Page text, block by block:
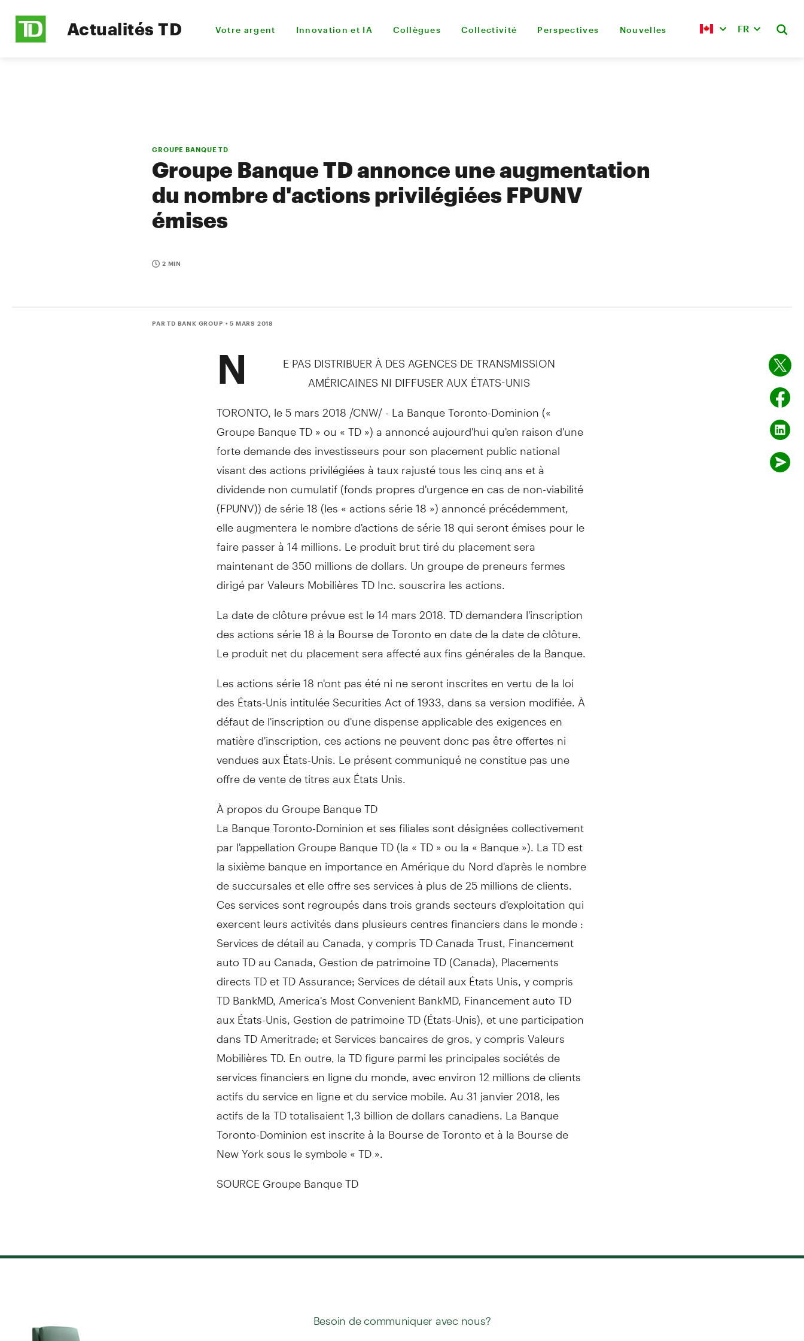
Actualités TD Votre argent Innovation et IA Collègues Collectivité Perspectives Nouvelles FR
GROUPE BANQUE TD
Groupe Banque TD annonce une augmentation
du nombre d'actions privilégiées FPUNV
émises
2 MIN
PAR TD BANK GROUP • 5 MARS 2018
N
E PAS DISTRIBUER À DES AGENCES DE TRANSMISSION
AMÉRICAINES NI DIFFUSER AUX ÉTATS-UNIS
TORONTO , le 5 mars 2018 /CNW/ - La Banque Toronto-Dominion («
Groupe Banque TD » ou « TD ») a annoncé aujourd'hui qu'en raison d'une
forte demande des investisseurs pour son placement public national
visant des actions privilégiées à taux rajusté tous les cinq ans et à
dividende non cumulatif (fonds propres d'urgence en cas de non-viabilité
(FPUNV)) de série 18 (les « actions série 18 ») annoncé précédemment,
elle augmentera le nombre d'actions de série 18 qui seront émises pour le
faire passer à 14 millions. Le produit brut tiré du placement sera
maintenant de 350 millions de dollars. Un groupe de preneurs fermes
dirigé par Valeurs Mobilières TD Inc. souscrira les actions.
La date de clôture prévue est le 14 mars 2018. TD demandera l'inscription
des actions série 18 à la Bourse deTorontoen date de la date de clôture.
Le produit net du placement sera affecté aux fins générales de la Banque.
Les actions série 18 n'ont pas été ni ne seront inscrites en vertu de la loi
des États-Unis intitulée Securities Act of 1933, dans sa version modifiée. À
défaut de l'inscription ou d'une dispense applicable des exigences en
matière d'inscription, ces actions ne peuvent donc pas être offertes ni
vendues aux États-Unis. Le présent communiqué ne constitue pas une
offre de vente de titres aux États Unis.
À propos du Groupe Banque TD
La Banque Toronto-Dominion et ses filiales sont désignées collectivement
par l'appellation Groupe Banque TD (la « TD » ou la « Banque »). La TD est
la sixième banque en importance en Amérique du Nord d'après le nombre
de succursales et elle offre ses services à plus de 25 millions de clients.
Ces services sont regroupés dans trois grands secteurs d'exploitation qui
exercent leurs activités dans plusieurs centres financiers dans le monde :
Services de détail au Canada, y compris TD Canada Trust, Financement
auto TD au Canada Gestion depatrimoine TD (Canada), Placements
directs TD et TD Assurance; Services de détail aux États Unis, y compris
TD BankMD, America's Most Convenient BankMD, Financement auto TD
aux États-Unis, Gestion depatrimoine TD (États-Unis), et une participation
dans TD Ameritrade; et Services bancaires de gros, y compris Valeurs
Mobilières TD. En outre, la TD figure parmi les principales sociétés de
services financiers en ligne du monde, avec environ 12 millions de clients
actifs du service en ligne et du service mobile. Au 31 janvier 2018, les
actifs de la TD totalisaient 1,3 billion de dollars canadiens. La Banque
Toronto-Dominion est inscrite à la Bourse deTorontoet à la Bourse de
New Yorksous le symbole « TD ».
SOURCE Groupe Banque TD
Besoin de communiquer avec nous?